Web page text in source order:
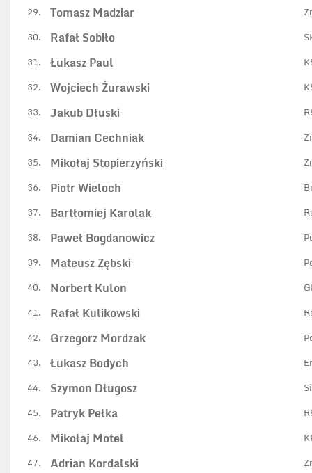
29.
Tomasz Madziar
30.
Rafał Sobiło
31.
Łukasz Paul
32.
Wojciech Żurawski
33.
Jakub Dłuski
34.
Damian Cechniak
35.
Mikołaj Stopierzyński
36.
Piotr Wieloch
37.
Bartłomiej Karolak
38.
Paweł Bogdanowicz
39.
Mateusz Zębski
40.
Norbert Kulon
41.
Rafał Kulikowski
42.
Grzegorz Mordzak
43.
Łukasz Bodych
44.
Szymon Długosz
45.
Patryk Pełka
46.
Mikołaj Motel
47.
Adrian Kordalski